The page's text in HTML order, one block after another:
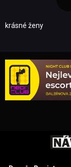
krásné ženy